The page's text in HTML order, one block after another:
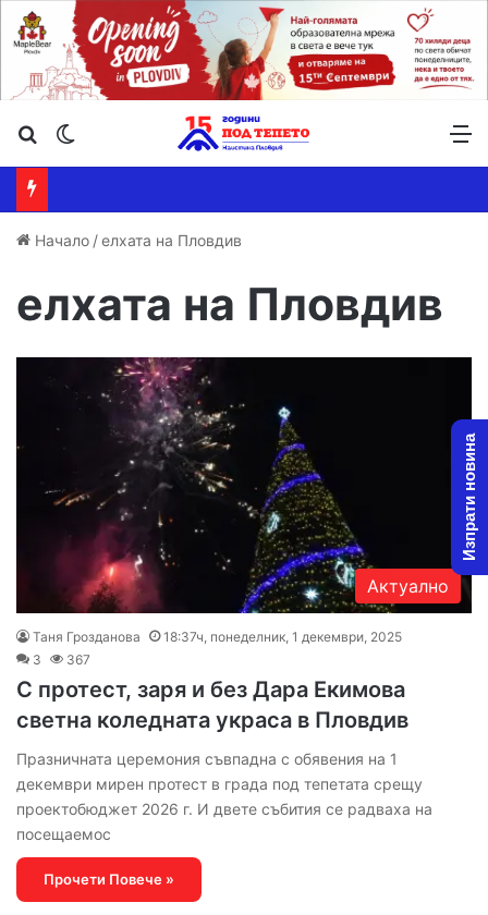
Търсене ...
Начало /елхата на Пловдив
елхата на Пловдив
Актуално
Таня Грозданова
18:37ч, понеделник, 1 декември, 2025
3
367
С протест, заря и без Дара Екимова
светна коледната украса в Пловдив
Празничната церемония съвпадна с обявения на 1
декември мирен протест в града под тепетата срещу
проектобюджет 2026 г. И двете събития се радваха на
посещаемос
Прочети Повече »
Изпрати новина